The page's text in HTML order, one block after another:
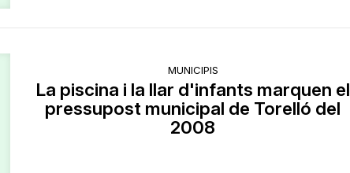
MUNICIPIS
La piscina i la llar d'infants marquen el
pressupost municipal de Torelló del
2008